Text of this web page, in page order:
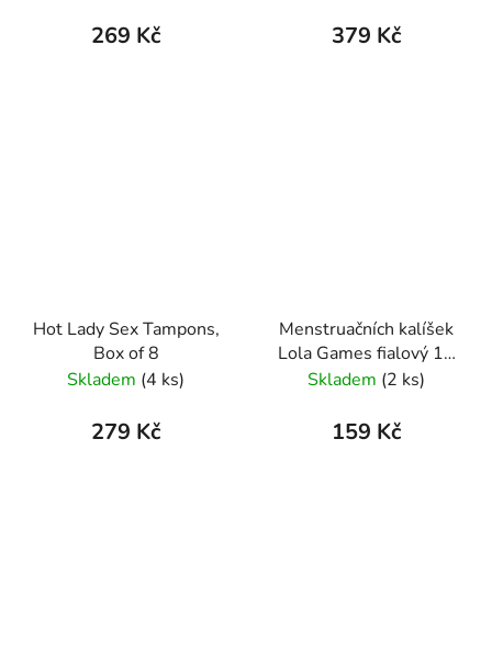
269 Kč 379 Kč
Hot Lady Sex Tampons,
Box of 8
Skladem (4 ks)
279 Kč
Menstruačních kalíšek
Lola Games fialový 15
ml
Skladem (2 ks)
159 Kč